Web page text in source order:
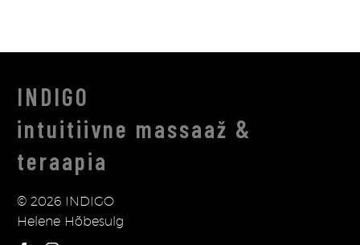
INDIGO
intuitiivne massaaž &
teraapia
© 2026 INDIGO
Helene Hõbesulg